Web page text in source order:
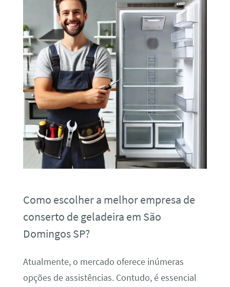
Como escolher a melhor empresa de
conserto de geladeira em São
Domingos SP?
Atualmente, o mercado oferece inúmeras
opções de assistências. Contudo, é essencial